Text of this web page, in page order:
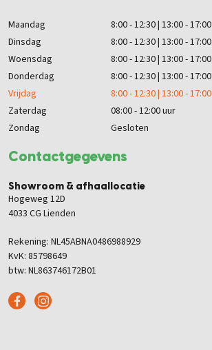
Contactgegevens
Showroom & afhaallocatie
Hogeweg 12D
4033 CG Lienden
Rekening: NL45ABNA0486988929
KvK: 85798649
btw: NL863746172B01
Maandag
8:00 - 12:30 | 13:00 - 17:00
Dinsdag
8:00 - 12:30 | 13:00 - 17:00
Woensdag
8:00 - 12:30 | 13:00 - 17:00
Donderdag
8:00 - 12:30 | 13:00 - 17:00
Vrijdag
8:00 - 12:30 | 13:00 - 17:00
Zaterdag
08:00 - 12:00 uur
Zondag
Gesloten